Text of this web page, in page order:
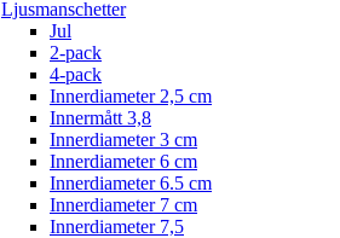
Ljusmanschetter
Jul
2-pack
4-pack
Innerdiameter 2,5 cm
Innermått 3,8
Innerdiameter 3 cm
Innerdiameter 6 cm
Innerdiameter 6.5 cm
Innerdiameter 7 cm
Innerdiameter 7,5